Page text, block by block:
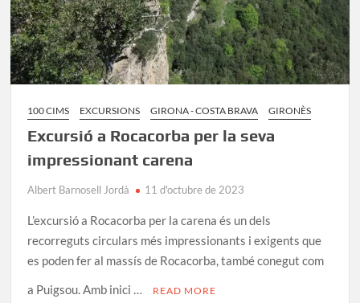
100 CIMS EXCURSIONS GIRONA - COSTA BRAVA GIRONÈS
Excursió a Rocacorba per la seva
impressionant carena
Albert Barnosell Jordà 11 d'octubre de 2023
L’excursió a Rocacorba per la carena és un dels
recorreguts circulars més impressionants i exigents que
es poden fer al massís de Rocacorba, també conegut com
a Puigsou. Amb inici …
READ MORE